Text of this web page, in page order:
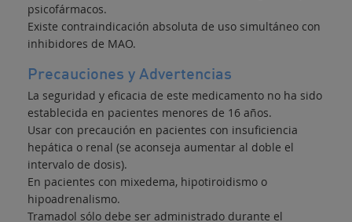
psicofármacos.
Existe contraindicación absoluta de uso simultáneo con
inhibidores de MAO.
Precauciones y Advertencias
La seguridad y eficacia de este medicamento no ha sido
establecida en pacientes menores de 16 años.
Usar con precaución en pacientes con insuficiencia
hepática o renal (se aconseja aumentar al doble el
intervalo de dosis).
En pacientes con mixedema, hipotiroidismo o
hipoadrenalismo.
Tramadol sólo debe ser administrado durante el